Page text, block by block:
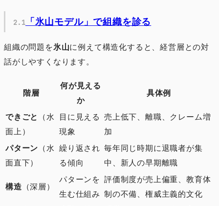
「氷山モデル」で組織を診る
組織の問題を氷山に例えて構造化すると、経営層との対
話がしやすくなります。
階層
何が見える
か
具体例
できごと
（水
面上）
目に見える
現象
売上低下、離職、クレーム増
加
パターン （水
面直下）
繰り返され
る傾向
毎年同じ時期に退職者が集
中、新人の早期離職
構造 （深層）
パターンを
生む仕組み
評価制度が売上偏重、教育体
制の不備、権威主義的文化